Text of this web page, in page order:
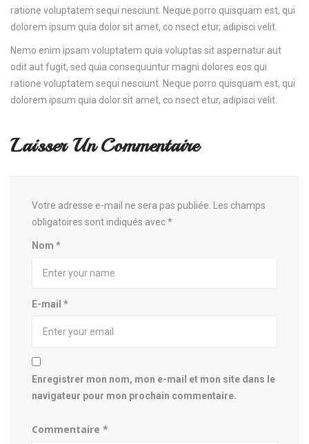
ratione voluptatem sequi nesciunt. Neque porro quisquam est, qui
dolorem ipsum quia dolor sit amet, co nsect etur, adipisci velit.
Nemo enim ipsam voluptatem quia voluptas sit aspernatur aut
odit aut fugit, sed quia consequuntur magni dolores eos qui
ratione voluptatem sequi nesciunt. Neque porro quisquam est, qui
dolorem ipsum quia dolor sit amet, co nsect etur, adipisci velit.
Laisser Un Commentaire
Votre adresse e-mail ne sera pas publiée.
Les champs
obligatoires sont indiqués avec*
Nom *
E-mail *
Enregistrer mon nom, mon e-mail et mon site dans le
navigateur pour mon prochain commentaire.
Commentaire *